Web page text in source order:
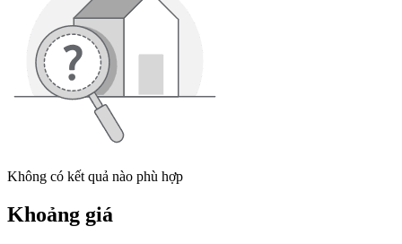
Không có kết quả nào phù hợp
Khoảng giá